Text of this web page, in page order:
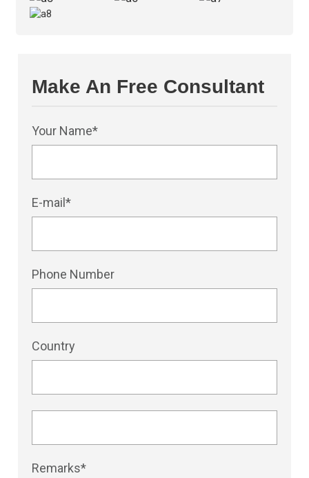
Make An Free Consultant
Your Name*
E-mail*
Phone Number
Country
Remarks*